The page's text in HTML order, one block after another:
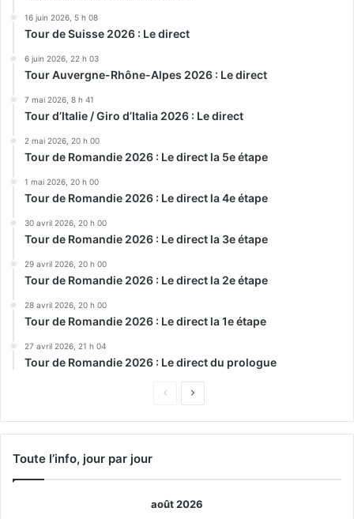
16 juin 2026, 5 h 08
Tour de Suisse 2026 : Le direct
6 juin 2026, 22 h 03
Tour Auvergne-Rhône-Alpes 2026 : Le direct
7 mai 2026, 8 h 41
Tour d’Italie / Giro d’Italia 2026 : Le direct
2 mai 2026, 20 h 00
Tour de Romandie 2026 : Le direct la 5e étape
1 mai 2026, 20 h 00
Tour de Romandie 2026 : Le direct la 4e étape
30 avril 2026, 20 h 00
Tour de Romandie 2026 : Le direct la 3e étape
29 avril 2026, 20 h 00
Tour de Romandie 2026 : Le direct la 2e étape
28 avril 2026, 20 h 00
Tour de Romandie 2026 : Le direct la 1e étape
27 avril 2026, 21 h 04
Tour de Romandie 2026 : Le direct du prologue
Page
Page
Toute l’info, jour par jour
août 2026